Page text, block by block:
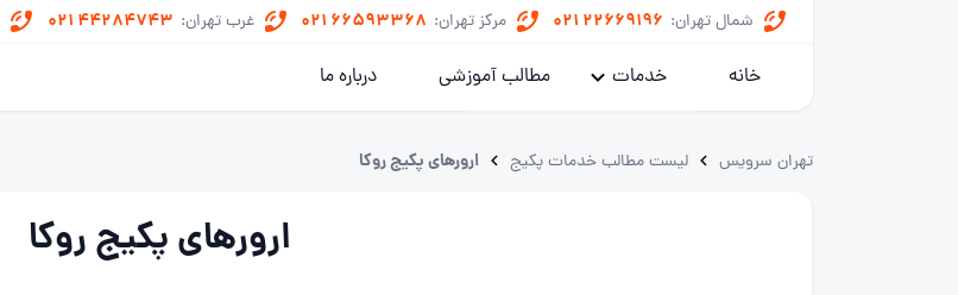
شمال تهران: 021 22669196 مرکز تهران: 021 66593368 غرب تهران: 021 44284743
خانه خدمات مطالب آموزشی درباره ما
تهران سرویس لیست مطالب خدمات پکیج ارورهای پکیج روکا
ارورهای پکیج روکا